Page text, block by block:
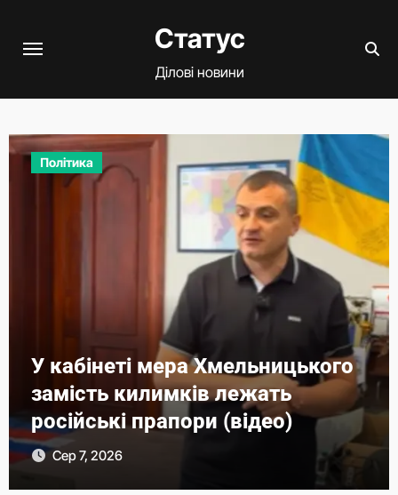
Статус
Ділові новини
Політика
У кабінеті мера Хмельницького
замість килимків лежать
російські прапори (відео)
Сер 7, 2026